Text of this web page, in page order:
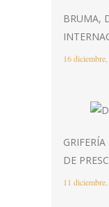
BRUMA,
16
DE
11